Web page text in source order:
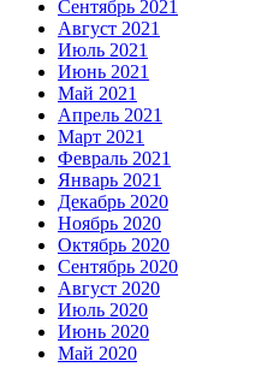
Сентябрь 2021
Август 2021
Июль 2021
Июнь 2021
Май 2021
Апрель 2021
Март 2021
Февраль 2021
Январь 2021
Декабрь 2020
Ноябрь 2020
Октябрь 2020
Сентябрь 2020
Август 2020
Июль 2020
Июнь 2020
Май 2020